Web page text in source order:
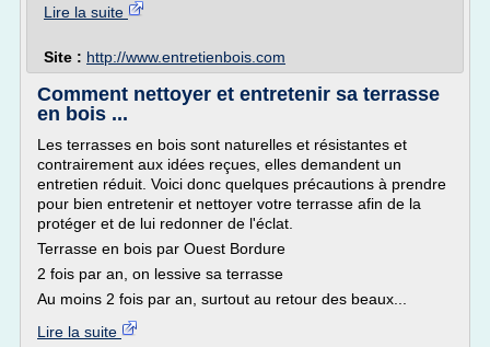
Lire la suite
Site : http://www.entretienbois.com
Comment nettoyer et entretenir sa terrasse
en bois ...
Les terrasses en bois sont naturelles et résistantes et
contrairement aux idées reçues, elles demandent un
entretien réduit. Voici donc quelques précautions à prendre
pour bien entretenir et nettoyer votre terrasse afin de la
protéger et de lui redonner de l'éclat.
Terrasse en bois par Ouest Bordure
2 fois par an, on lessive sa terrasse
Au moins 2 fois par an, surtout au retour des beaux...
Lire la suite